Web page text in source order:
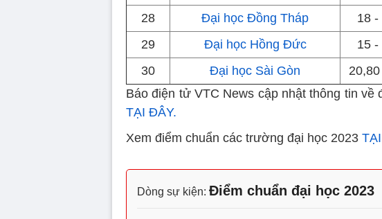
28
Đại học Đồng Tháp 18 -
29
Đại học Hồng Đức 15 -
30
Đại học Sài Gòn
Báo điện tử VTC News cập nhật thông tin
TẠI ĐÂY.
Xem điểm chuẩn các trường đại học 2023
Dòng sự kiện: Điểm chuẩn đại học 2023